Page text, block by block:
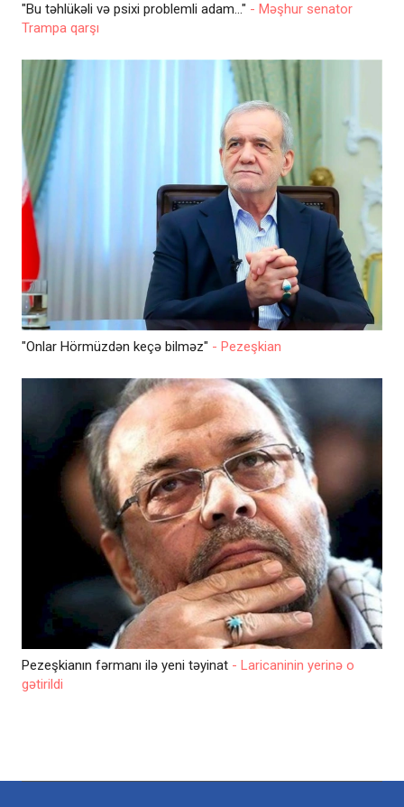
"Bu təhlükəli və psixi problemli adam..." - Məşhur senator
Trampa qarşı
"Onlar Hörmüzdən keçə bilməz" - Pezeşkian
Pezeşkianın fərmanı ilə yeni təyinat - Laricaninin yerinə o
gətirildi